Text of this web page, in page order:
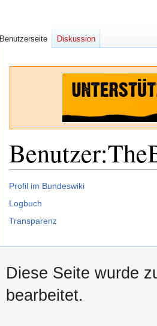
Benutzer:
Zur
Navigation
Zur
Suche
Profil im Bundeswiki
Logbuch
Transparenz
Benutzerseite Diskussion
Diese Seite wurde
bearbeitet.